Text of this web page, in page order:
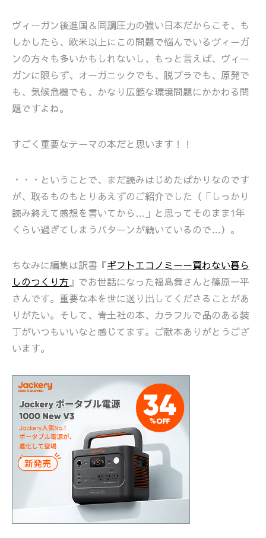
ヴィーガン後進国＆同調圧力の強い日本だからこそ、も
しかしたら、欧米以上にこの問題で悩んでいるヴィーガ
ンの方々も多いかもしれないし、もっと言えば、ヴィー
ガンに限らず、オーガニックでも、脱プラでも、原発で
も、気候危機でも、かなり広範な環境問題にかかわる問
題ですよね。
すごく重要なテーマの本だと思います！！
・・・ということで、まだ読みはじめたばかりなのです
が、取るものもとりあえずのご紹介でした（「しっかり
読み終えて感想を書いてから…」と思ってそのまま1年
くらい過ぎてしまうパターンが続いているので…）。
ちなみに編集は訳書『ギフトエコノミーー買わない暮ら
しのつくり方 』でお世話になった福島舞さんと篠原一平
さんです。重要な本を世に送り出してくださることがあ
りがたい。そして、青土社の本、カラフルで品のある装
丁がいつもいいなと感じてます。ご献本ありがとうござ
います。